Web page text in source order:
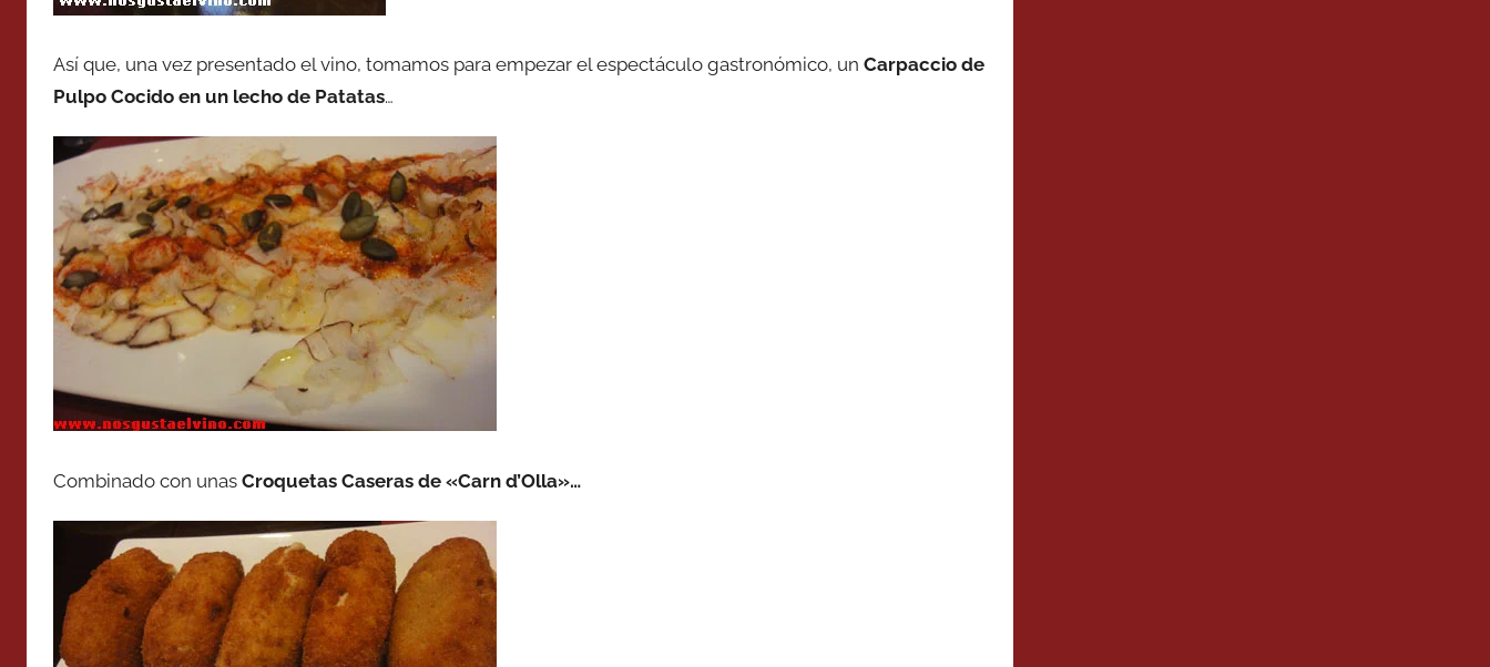
Así que, una vez presentado el vino, tomamos para empezar el espectáculo gastronómico, un Carpaccio de
Pulpo Cocido en un lecho de Patatas…
Combinado con unas Croquetas Caseras de «Carn d’Olla»…